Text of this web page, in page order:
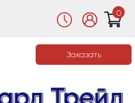
0
Заказать